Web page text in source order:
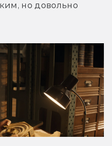
но довольно